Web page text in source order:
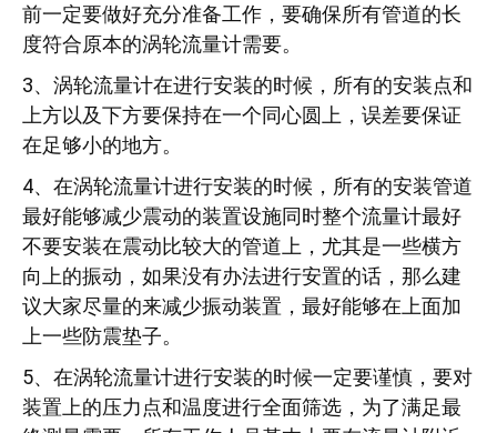
前一定要做好充分准备工作，要确保所有管道的长
度符合原本的涡轮流量计需要。
3、涡轮流量计在进行安装的时候，所有的安装点和
上方以及下方要保持在一个同心圆上，误差要保证
在足够小的地方。
4、在涡轮流量计进行安装的时候，所有的安装管道
最好能够减少震动的装置设施同时整个流量计最好
不要安装在震动比较大的管道上，尤其是一些横方
向上的振动，如果没有办法进行安置的话，那么建
议大家尽量的来减少振动装置，最好能够在上面加
上一些防震垫子。
5、在涡轮流量计进行安装的时候一定要谨慎，要对
装置上的压力点和温度进行全面筛选，为了满足最